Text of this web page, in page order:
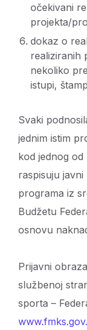
očekivani
projekta/
dokaz o
realiziranih
nekoliko
istupi,
Svaki
jednim istim
kod jednog
raspisuju
programa iz
Budžetu
osnovu
Prijavni
službenoj
sporta –